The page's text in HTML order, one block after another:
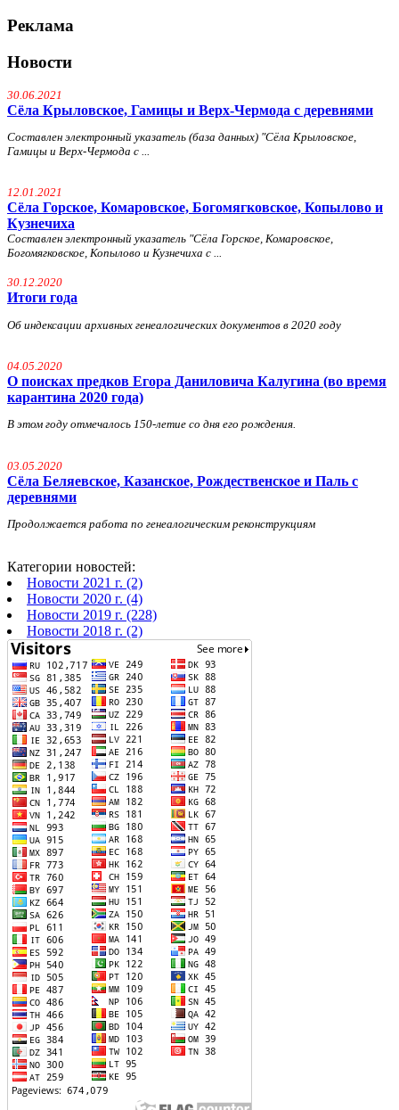
Реклама
Новости
30.06.2021
Сёла Крыловское, Гамицы и Верх-Чермода с деревнями
Составлен электронный указатель (база данных) "Сёла Крыловское,
Гамицы и Верх-Чермода с ...
12.01.2021
Сёла Горское, Комаровское, Богомягковское, Копылово и
Кузнечиха
Составлен электронный указатель "Сёла Горское, Комаровское,
Богомягковское, Копылово и Кузнечиха с ...
30.12.2020
Итоги года
Об индексации архивных генеалогических документов в 2020 году
04.05.2020
О поисках предков Егора Даниловича Калугина (во время
карантина 2020 года)
В этом году отмечалось 150-летие со дня его рождения.
03.05.2020
Сёла Беляевское, Казанское, Рождественское и Паль с
деревнями
Продолжается работа по генеалогическим реконструкциям
Категории новостей:
Новости 2021 г. (2)
Новости 2020 г. (4)
Новости 2019 г. (228)
Новости 2018 г. (2)